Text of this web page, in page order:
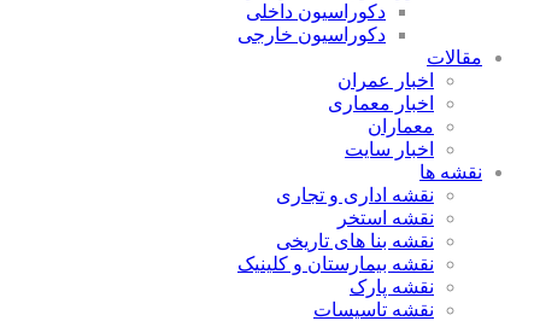
دکوراسیون داخلی
دکوراسیون خارجی
مقالات
اخبار عمران
اخبار معماری
معماران
اخبار سایت
نقشه ها
نقشه اداری و تجاری
نقشه استخر
نقشه بنا های تاریخی
نقشه بیمارستان و کلینیک
نقشه پارک
نقشه تاسیسات